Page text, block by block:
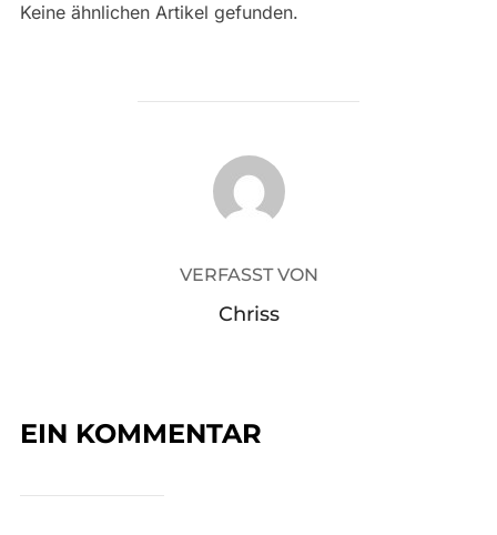
Keine ähnlichen Artikel gefunden.
BEITRAGSAUTOR
VERFASST VON
Chriss
EIN KOMMENTAR